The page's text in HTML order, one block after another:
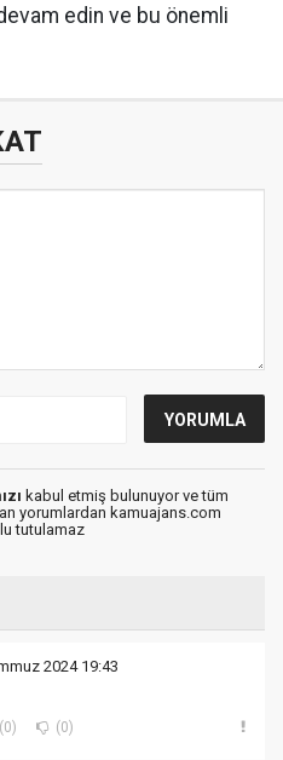
edin ve bu önemli
kabul etmiş bulunuyor ve tüm
yorumlardan kamuajans.com
tutulamaz
2024 19:43
(0) (0)